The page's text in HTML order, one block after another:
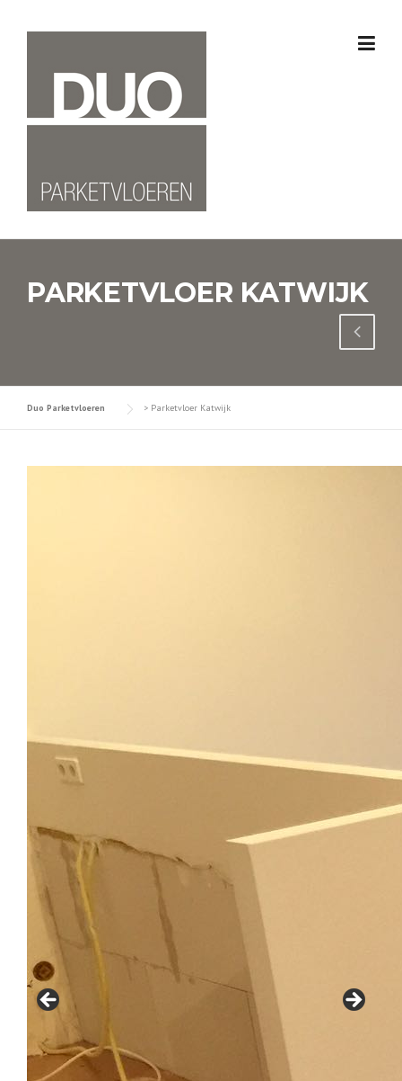
PARKETVLOER KATWIJK
Duo Parketvloeren > Parketvloer Katwijk